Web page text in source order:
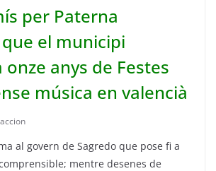
per Paterna
el municipi
anys de Festes
música en valencià
al govern de Sagredo que pose fi a
mentre desenes de